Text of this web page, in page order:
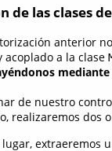
de las clases
anterior
a la clase
de nuestro
realizaremos dos
extraeremos